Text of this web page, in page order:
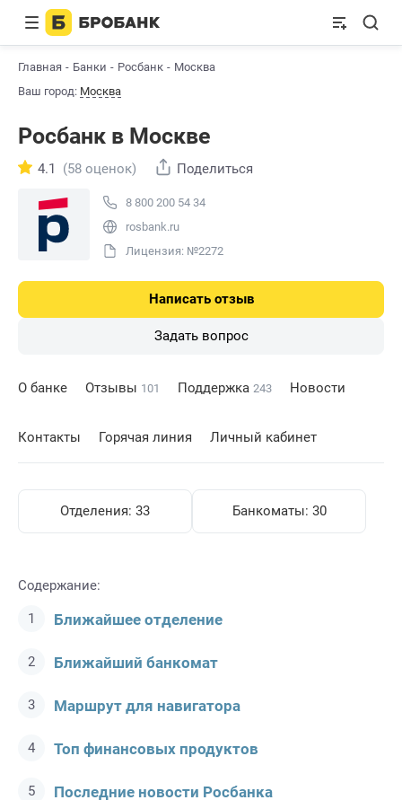
Главная Банки Росбанк
Москва
Ваш город: Москва
Росбанк в Москве
8 800 200 54 34
rosbank.ru
Лицензия: №2272
4.1 (58 оценок) Поделиться
Написать отзыв
Задать вопрос
О банке Отзывы 101 Поддержка 243 Новости
Контакты Горячая линия Личный кабинет
Отделения: 33 Банкоматы: 30
Содержание:
Ближайшее отделение
Ближайший банкомат
Маршрут для навигатора
Топ финансовых продуктов
Последние новости Росбанкa